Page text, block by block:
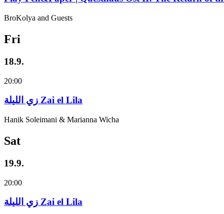
BroKolya and Guests
Fri
18.9.
20:00
زي‌ اللیلة Zai el Lila
Hanik Soleimani & Marianna Wicha
Sat
19.9.
20:00
زي‌ اللیلة Zai el Lila